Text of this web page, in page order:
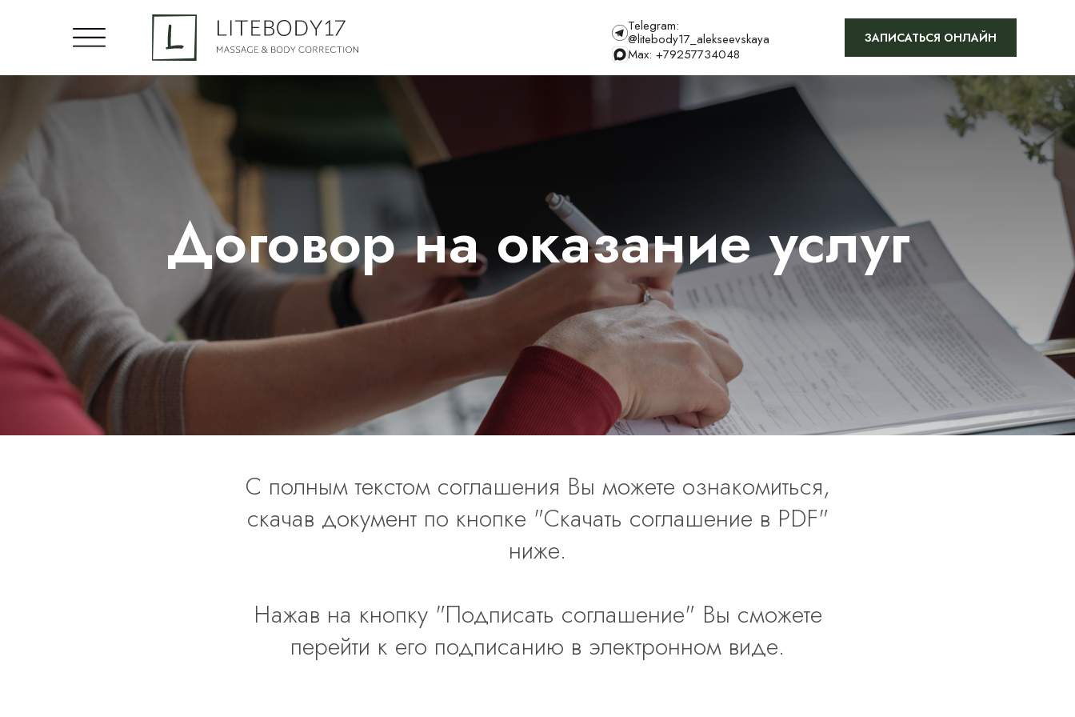
ЗАПИСАТЬСЯ ОНЛАЙН
Telegram:
@litebody17_alekseevskaya
Max: +79257734048
Договор на оказание услуг
С полным текстом соглашения Вы можете ознакомиться,
скачав документ по кнопке "Скачать соглашение в PDF"
ниже.
Нажав на кнопку "Подписать соглашение" Вы сможете
перейти к его подписанию в электронном виде.